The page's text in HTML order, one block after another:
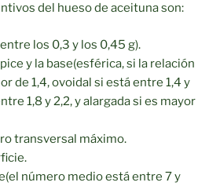
del hueso de aceituna son:
los 0,3 y los 0,45 g).
y la base(esférica, si la relación
de 1,4, ovoidal si está entre 1,4 y
1,8 y 2,2, y alargada si es mayor
transversal máximo.
número medio está entre 7 y